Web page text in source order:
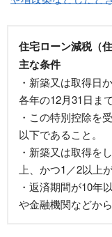
住宅ローン減税（
主な条件
・新築又は取得日
各年の12月31日ま
・この特別控除を
以下であること。
・新築又は取得を
上、かつ1／2以上
・返済期間が10年
や金融機関などか